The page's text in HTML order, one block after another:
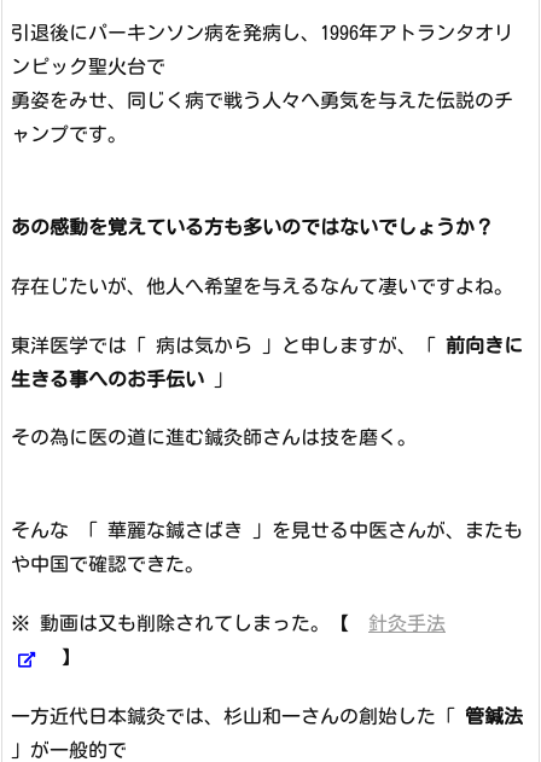
引退後にパーキンソン病を発病し、1996年アトランタオリ
ンピック聖火台で
勇姿をみせ、同じく病で戦う人々へ勇気を与えた伝説のチ
ャンプです。
あの感動を覚えている方も多いのではないでしょうか？
存在じたいが、他人へ希望を与えるなんて凄いですよね。
東洋医学では「 病は気から 」と申しますが、「 前向きに
生きる事へのお手伝い 」
その為に医の道に進む鍼灸師さんは技を磨く。
そんな 「 華麗な鍼さばき 」を見せる中医さんが、またも
や中国で確認できた。
※ 動画は又も削除されてしまった。【 針灸手法
】
一方近代日本鍼灸では、杉山和一さんの創始した「 管鍼法
」が一般的で